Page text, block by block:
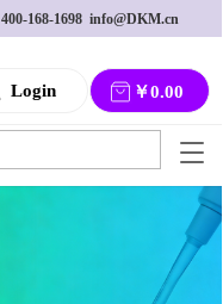
400-168-1698
  info@DKM.cn
Login ￥0.00
T
g
g
l